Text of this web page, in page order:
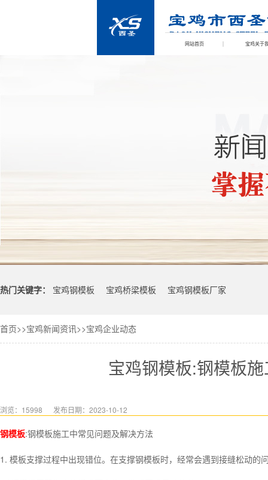
网站首页 宝鸡关于
热门关键字： 宝鸡钢模板 宝鸡桥梁模板 宝鸡钢模板厂家
首页>>宝鸡新闻资讯>>宝鸡企业动态
宝鸡钢模板:钢模板
浏览：15998 发布日期：2023-10-12
钢模板:钢模板施工中常见问题及解决方法
1. 模板支撑过程中出现错位。在支撑钢模板时，经常会遇到接缝松动